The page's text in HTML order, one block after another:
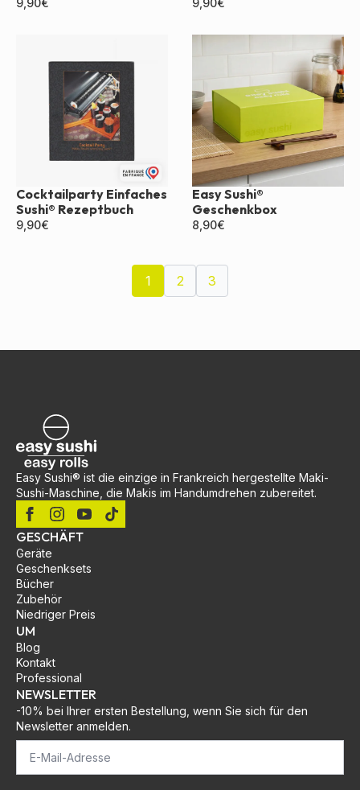
Cocktailparty Einfaches
Sushi® Rezeptbuch
9,90€
Easy Sushi®
Geschenkbox
8,90€
1 2 3
Easy Sushi® ist die einzige in Frankreich hergestellte Maki-
Sushi-Maschine, die Makis im Handumdrehen zubereitet.
GESCHÄFT
Geräte
Geschenksets
Bücher
Zubehör
Niedriger Preis
UM
Blog
Kontakt
Professional
NEWSLETTER
-10% bei Ihrer ersten Bestellung, wenn Sie sich für den
Newsletter anmelden.